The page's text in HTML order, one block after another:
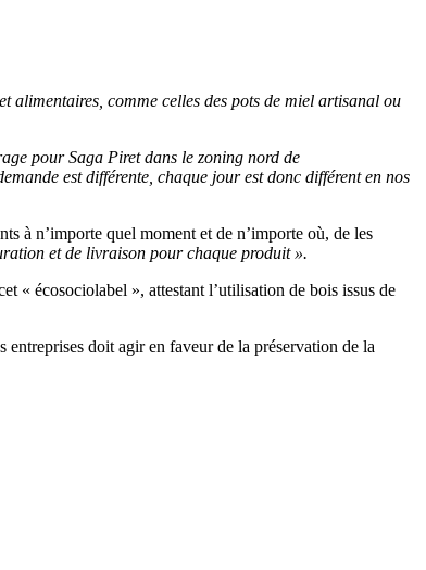
alimentaires, comme celles des pots de miel artisanal ou
pour Saga Piret dans le zoning nord de
est différente, chaque jour est donc différent en nos
à n’importe quel moment et de n’importe où, de les
et de livraison pour chaque produit ».
« écosociolabel », attestant l’utilisation de bois issus de
doit agir en faveur de la préservation de la